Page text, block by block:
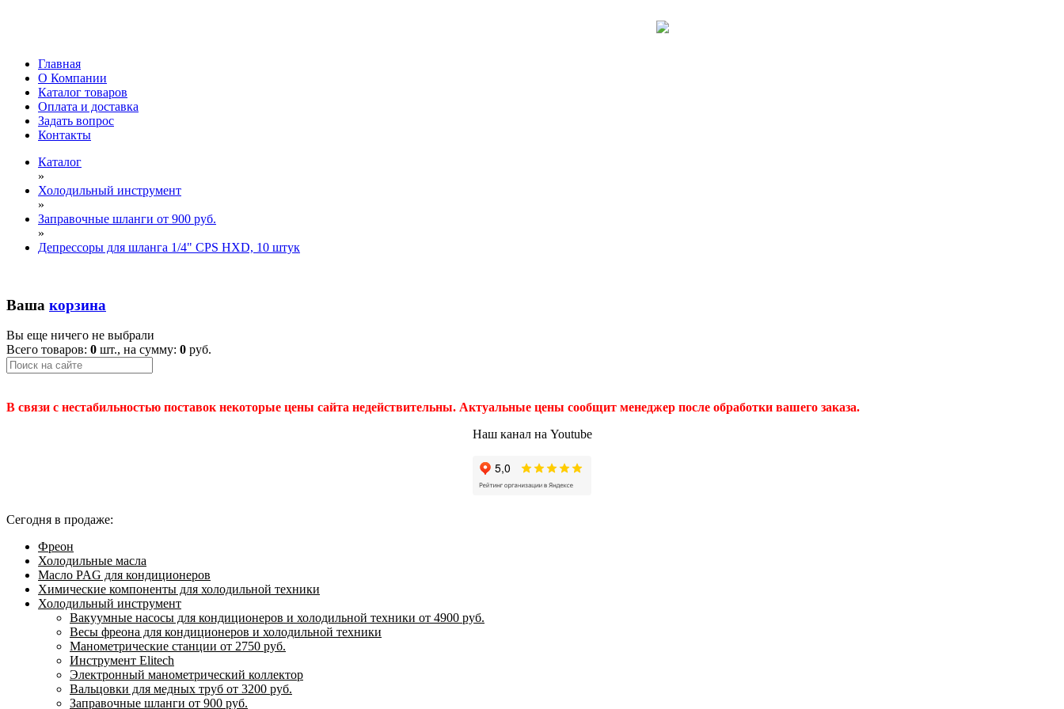
Главная
О Компании
Каталог товаров
Оплата и доставка
Задать вопрос
Контакты
Каталог
»
Холодильный инструмент
»
Заправочные шланги от 900 руб.
»
Депрессоры для шланга 1/4" CPS HXD, 10 штук
Ваша корзина
Вы еще ничего не выбрали
Всего товаров: 0 шт., на сумму: 0 руб.
В связи с нестабильностью поставок некоторые цены сайта недействительны. Актуальные цены сообщит менеджер после обработки вашего заказа.
Наш канал на Youtube
Сегодня в продаже:
Фреон
Холодильные масла
Масло PAG для кондиционеров
Химические компоненты для холодильной техники
Холодильный инструмент
Вакуумные насосы для кондиционеров и холодильной техники от 4900 руб.
Весы фреона для кондиционеров и холодильной техники
Манометрические станции от 2750 руб.
Инструмент Elitech
Электронный манометрический коллектор
Вальцовки для медных труб от 3200 руб.
Заправочные шланги от 900 руб.